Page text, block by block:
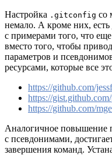
Настройка .gitconfig со
немало. А кроме них,
с примерами того, что
вместо того, чтобы
параметров и
ресурсами, которые все
https://github.com/
https://
https://github.com/
Аналогичное повышение
с псевдонимами,
завершения команд.